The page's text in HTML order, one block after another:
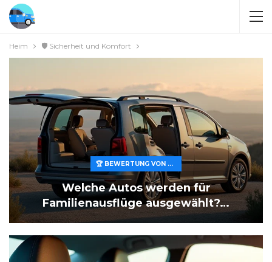
Heim 🛡️ Sicherheit und Komfort
🏆 BEWERTUNG VON MERKMALEN UND WERT
Welche Autos werden für
Familienausflüge ausgewählt?…